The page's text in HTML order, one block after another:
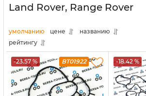
Land Rover, Range Rover
умолчанию цене
названию
рейтингу
-23.57 % BT01922 -18.42 %